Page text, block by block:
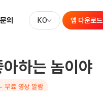
문의 KO 앱 다운로드
하는 놈이야
무료 영상 알람